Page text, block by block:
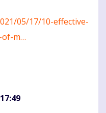
05/17/10-effective-
of-m…